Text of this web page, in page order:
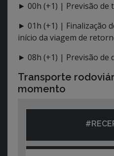
► 00h (+1) | Previsão de
► 01h (+1) | Finalização
início da viagem de
► 08h (+1) | Previsão de
Transporte
momento